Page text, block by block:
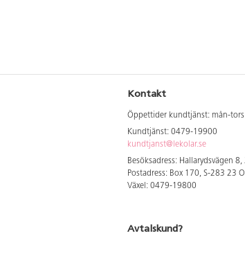
Kontakt
Öppettider kundtjänst: mån-
Kundtjänst: 0479-19900
kundtjanst@lekolar.se
Besöksadress: Hallarydsvägen
Postadress: Box 170, S-283 23
Växel: 0479-19800
Avtalskund?